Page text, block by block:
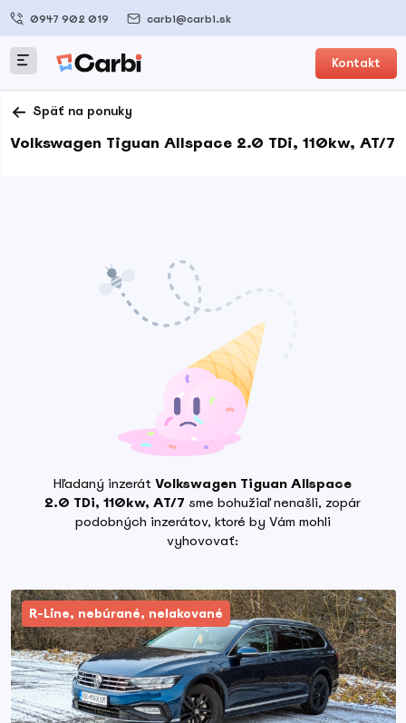
0947 902 019 carbi@carbi.sk
Kontakt
Späť na ponuky
Volkswagen Tiguan Allspace 2.0 TDi, 110kw, AT/7
Hľadaný inzerát Volkswagen Tiguan Allspace
2.0 TDi, 110kw, AT/7 sme bohužiaľ nenašli, zopár
podobných inzerátov, ktoré by Vám mohli
vyhovovať:
R-Line, nebúrané, nelakované